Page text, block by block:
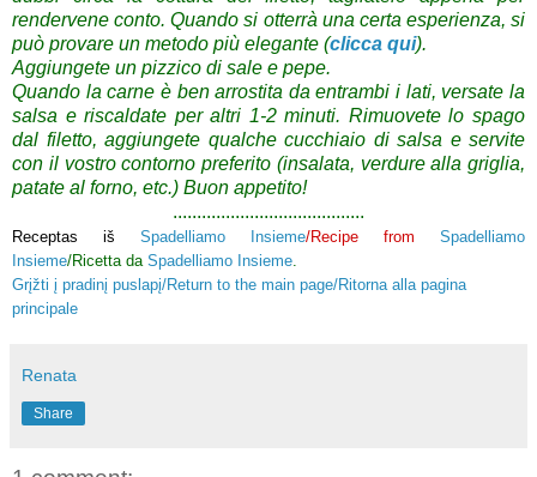
rendervene conto. Quando si otterrà una certa esperienza, si
può provare un metodo più elegante (clicca qui).
Aggiungete un pizzico di sale e pepe.
Quando la carne è ben arrostita da entrambi i lati, versate la
salsa e riscaldate per altri 1-2 minuti. Rimuovete lo spago
dal filetto, aggiungete qualche cucchiaio di salsa e servite
con il vostro contorno preferito (insalata, verdure alla griglia,
patate al forno, etc.) Buon appetito!
........................................
Receptas iš Spadelliamo Insieme/Recipe from Spadelliamo
Insieme/Ricetta da Spadelliamo Insieme
Grįžti į pradinį puslapį/Return to the main page/Ritorna alla pagina
principale
Renata
Share